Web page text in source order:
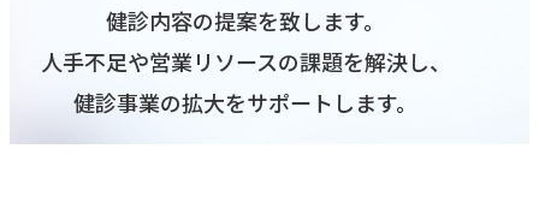
健診内容の提案を致します。
人手不足や営業リソースの課題を解決し、
健診事業の拡大をサポートします。